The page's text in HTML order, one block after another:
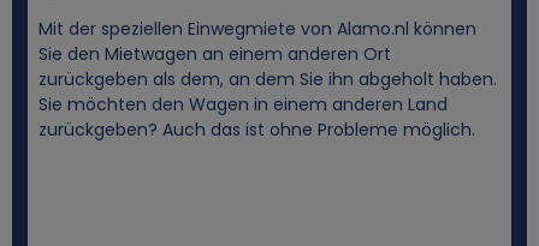
Mit der speziellen Einwegmiete von Alamo.nl können
Sie den Mietwagen an einem anderen Ort
zurückgeben als dem, an dem Sie ihn abgeholt haben.
Sie möchten den Wagen in einem anderen Land
zurückgeben? Auch das ist ohne Probleme möglich.